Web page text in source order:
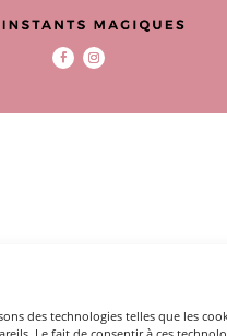
des technologies telles que les